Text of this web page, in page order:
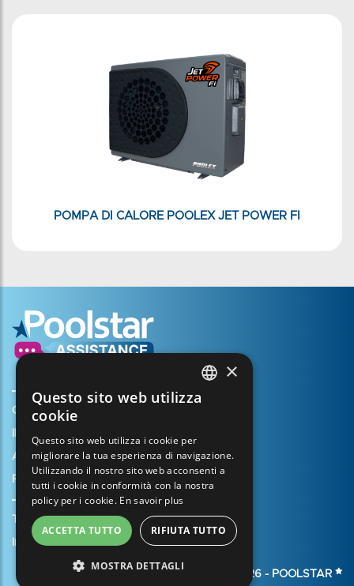
POMPA DI CALORE POOLEX JET POWER FI
Creare il mio account
Aprire un caso di assistenza
Registrazione della garanzia
Termini e condizioni di vendita
Informazioni legali
© 2026 - POOLSTAR
FRENCH
SPANISH
ITALIAN
GERMAN
×
Questo sito web utilizza
cookie
Questo sito web utilizza i cookie per
migliorare la tua esperienza di navigazione.
Utilizzando il nostro sito web acconsenti a
tutti i cookie in conformità con la nostra
policy per i cookie. En savoir plus
ACCETTA TUTTO RIFIUTA TUTTO
MOSTRA DETTAGLI